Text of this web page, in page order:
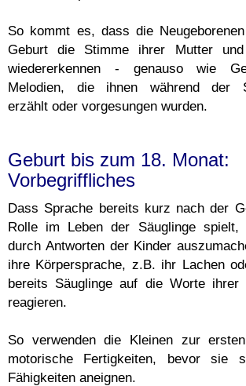
So kommt es, dass die
Geburt die Stimme ihrer Mutter
wiedererkennen - genauso wie
Melodien, die ihnen während der
erzählt oder vorgesungen wurden.
Geburt bis zum 18. Monat:
Vorbegriffliches
Dass Sprache bereits kurz nach der
Rolle im Leben der Säuglinge
durch Antworten der Kinder
ihre Körpersprache, z.B. ihr Lachen
bereits Säuglinge auf die Worte ihrer
reagieren.
So verwenden die Kleinen zur
motorische Fertigkeiten, bevor sie
Fähigkeiten aneignen.